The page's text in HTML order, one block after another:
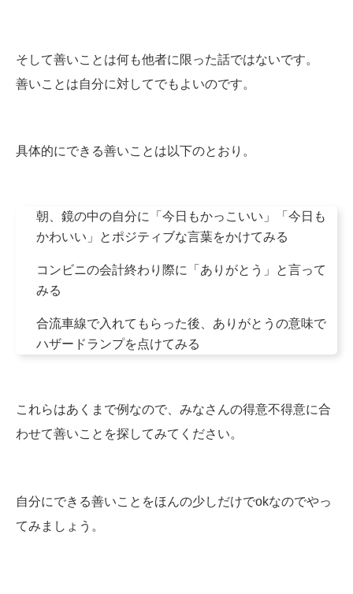
そして善いことは何も他者に限った話ではないです。
善いことは自分に対してでもよいのです。
具体的にできる善いことは以下のとおり。
朝、鏡の中の自分に「今日もかっこいい」「今日も
かわいい」とポジティブな言葉をかけてみる
コンビニの会計終わり際に「ありがとう」と言って
みる
合流車線で入れてもらった後、ありがとうの意味で
ハザードランプを点けてみる
これらはあくまで例なので、みなさんの得意不得意に合
わせて善いことを探してみてください。
自分にできる善いことをほんの少しだけでokなのでやっ
てみましょう。